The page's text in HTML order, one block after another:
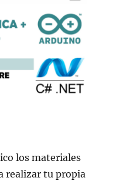
los materiales
realizar tu propia